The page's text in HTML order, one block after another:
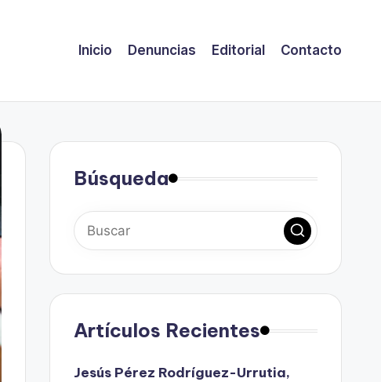
Inicio Denuncias Editorial Contacto
Búsqueda
Artículos Recientes
Jesús Pérez Rodríguez-Urrutia,